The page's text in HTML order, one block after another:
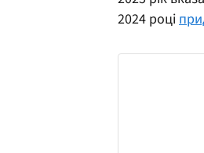
2024 році